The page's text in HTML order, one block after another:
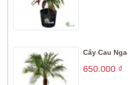
Cây Cau
650.000 ₫